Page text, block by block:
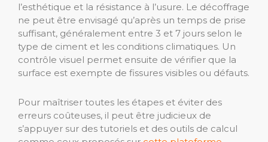
l’esthétique et la résistance à l’usure. Le décoffrage
ne peut être envisagé qu’après un temps de prise
suffisant, généralement entre 3 et 7 jours selon le
type de ciment et les conditions climatiques. Un
contrôle visuel permet ensuite de vérifier que la
surface est exempte de fissures visibles ou défauts.
Pour maîtriser toutes les étapes et éviter des
erreurs coûteuses, il peut être judicieux de
s’appuyer sur des tutoriels et des outils de calcul